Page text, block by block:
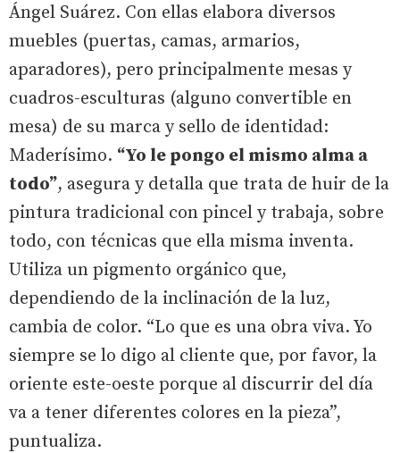
Ángel Suárez. Con ellas elabora diversos
muebles (puertas, camas, armarios,
aparadores), pero principalmente mesas y
cuadros-esculturas (alguno convertible en
mesa) de su marca y sello de identidad:
Maderísimo. “Yo le pongo el mismo alma a
todo”, asegura y detalla que trata de huir de la
pintura tradicional con pincel y trabaja, sobre
todo, con técnicas que ella misma inventa.
Utiliza un pigmento orgánico que,
dependiendo de la inclinación de la luz,
cambia de color. “Lo que es una obra viva. Yo
siempre se lo digo al cliente que, por favor, la
oriente este-oeste porque al discurrir del día
va a tener diferentes colores en la pieza”,
puntualiza.